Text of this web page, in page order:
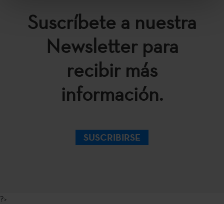
Suscríbete a nuestra
Newsletter para
recibir más
información.
SUSCRIBIRSE
?>